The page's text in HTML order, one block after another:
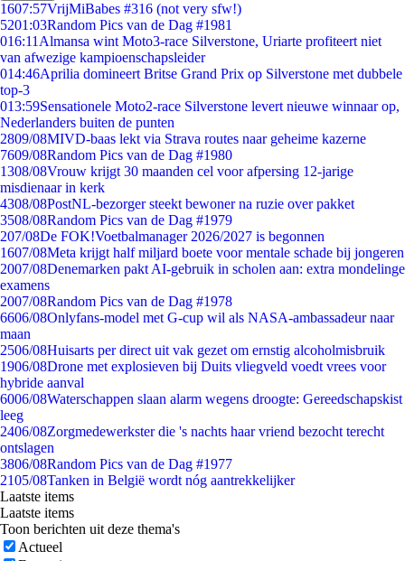
1607:57VrijMiBabes #316 (not very sfw!)
5201:03Random Pics van de Dag #1981
016:11 Almansa wint Moto3-race Silverstone, Uriarte profiteert niet
van afwezige kampioenschapsleider
014:46Aprilia domineert Britse Grand Prix op Silverstone met dubbele
top-3
013:59Sensationele Moto2-race Silverstone levert nieuwe winnaar op,
Nederlanders buiten de punten
2809/08MIVD-baas lekt via Strava routes naar geheime kazerne
7609/08Random Pics van de Dag #1980
1308/08Vrouw krijgt 30 maanden cel voor afpersing 12-jarige
misdienaar in kerk
4308/08PostNL-bezorger steekt bewoner na ruzie over pakket
3508/08Random Pics van de Dag #1979
207/08De FOK!Voetbalmanager 2026/2027 is begonnen
1607/08Meta krijgt half miljard boete voor mentale schade bij jongeren
2007/08Denemarken pakt AI-gebruik in scholen aan: extra mondelinge
examens
2007/08Random Pics van de Dag #1978
6606/08Onlyfans-model met G-cup wil als NASA-ambassadeur naar
maan
2506/08Huisarts per direct uit vak gezet om ernstig alcoholmisbruik
1906/08Drone met explosieven bij Duits vliegveld voedt vrees voor
hybride aanval
6006/08Waterschappen slaan alarm wegens droogte: Gereedschapskist
leeg
2406/08Zorgmedewerkster die 's nachts haar vriend bezocht terecht
ontslagen
3806/08Random Pics van de Dag #1977
2105/08Tanken in België wordt nóg aantrekkelijker
Laatste items
Laatste items
Toon berichten uit deze thema's
Actueel